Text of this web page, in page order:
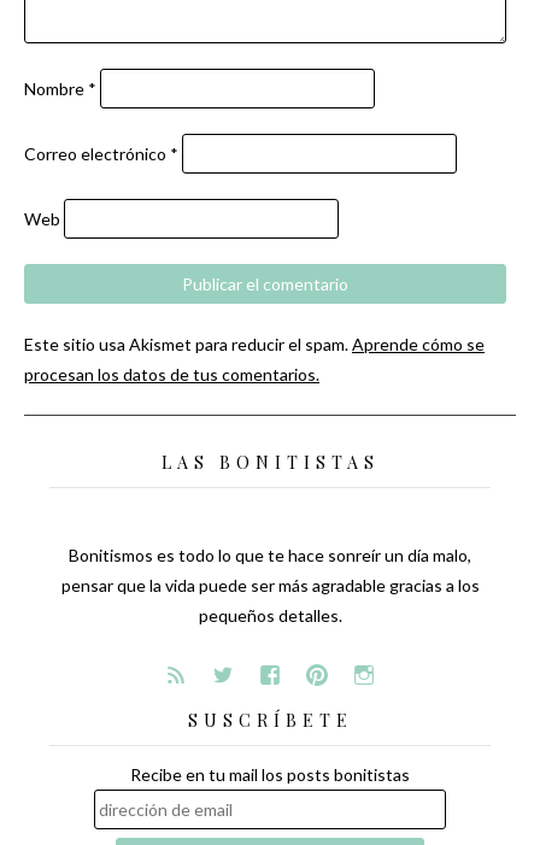
Nombre *
Correo electrónico *
Web
Este sitio usa Akismet para reducir el spam.Aprende cómo se
procesan los datos de tus comentarios.
LAS BONITISTAS
Bonitismos es todo lo que te hace sonreír un día malo,
pensar que la vida puede ser más agradable gracias a los
pequeños detalles.
SUSCRÍBETE
Recibe en tu mail los posts bonitistas